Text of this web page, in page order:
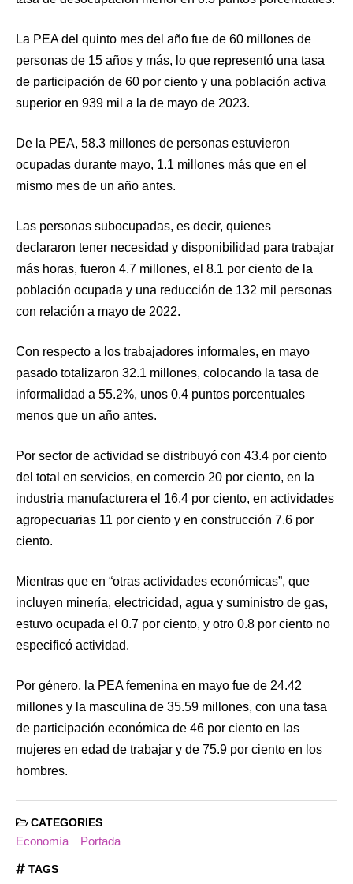
La PEA del quinto mes del año fue de 60 millones de
personas de 15 años y más, lo que representó una tasa
de participación de 60 por ciento y una población activa
superior en 939 mil a la de mayo de 2023.
De la PEA, 58.3 millones de personas estuvieron
ocupadas durante mayo, 1.1 millones más que en el
mismo mes de un año antes.
Las personas subocupadas, es decir, quienes
declararon tener necesidad y disponibilidad para trabajar
más horas, fueron 4.7 millones, el 8.1 por ciento de la
población ocupada y una reducción de 132 mil personas
con relación a mayo de 2022.
Con respecto a los trabajadores informales, en mayo
pasado totalizaron 32.1 millones, colocando la tasa de
informalidad a 55.2%, unos 0.4 puntos porcentuales
menos que un año antes.
Por sector de actividad se distribuyó con 43.4 por ciento
del total en servicios, en comercio 20 por ciento, en la
industria manufacturera el 16.4 por ciento, en actividades
agropecuarias 11 por ciento y en construcción 7.6 por
ciento.
Mientras que en “otras actividades económicas”, que
incluyen minería, electricidad, agua y suministro de gas,
estuvo ocupada el 0.7 por ciento, y otro 0.8 por ciento no
especificó actividad.
Por género, la PEA femenina en mayo fue de 24.42
millones y la masculina de 35.59 millones, con una tasa
de participación económica de 46 por ciento en las
mujeres en edad de trabajar y de 75.9 por ciento en los
hombres.
CATEGORIES
Economía Portada
TAGS